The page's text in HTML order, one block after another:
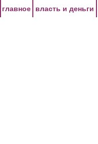
главное власть и деньги